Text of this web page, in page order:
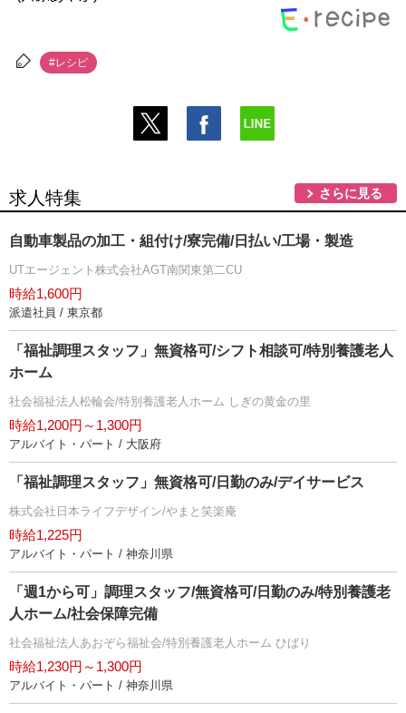
#レシピ
求人特集 さらに見る
自動車製品の加工・組付け/寮完備/日払い/工場・製造
UTエージェント株式会社AGT南関東第二CU
時給1,600円
派遣社員 / 東京都
「福祉調理スタッフ」無資格可/シフト相談可/特別養護老人
ホーム
社会福祉法人松輪会/特別養護老人ホーム しぎの黄金の里
時給1,200円～1,300円
アルバイト・パート / 大阪府
「福祉調理スタッフ」無資格可/日勤のみ/デイサービス
株式会社日本ライフデザイン/やまと笑楽庵
時給1,225円
アルバイト・パート / 神奈川県
「週1から可」調理スタッフ/無資格可/日勤のみ/特別養護老
人ホーム/社会保障完備
社会福祉法人あおぞら福祉会/特別養護老人ホーム ひばり
時給1,230円～1,300円
アルバイト・パート / 神奈川県